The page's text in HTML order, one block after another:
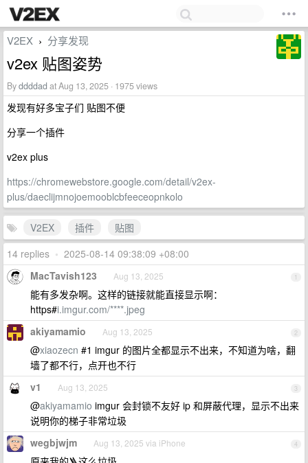
V2EX › 分享发现
v2ex 贴图姿势
Byddddad at Aug 13, 2025 · 1975 views
发现有好多宝子们 贴图不便
分享一个插件
v2ex plus
https://chromewebstore.google.com/detail/v2ex-
plus/daeclijmnojoemooblcbfeeceopnkolo
V2EX 插件
贴图
14 replies • 2025-08-14 09:38:09 +08:00
1
MacTavish123 Aug 13, 2025
能有多发杂啊。这样的链接就能直接显示啊：
https#i.imgur.com/****.jpeg
2
akiyamamio Aug 13, 2025
@xiaozecn #1 imgur 的图片全都显示不出来，不知道为啥，翻
墙了都不行，点开也不行
3
v1 Aug 13, 2025
@akiyamamio imgur 会封锁不友好 ip 和屏蔽代理，显示不出来
说明你的梯子非常垃圾
4
wegbjwjm Aug 13, 2025 via iPhone